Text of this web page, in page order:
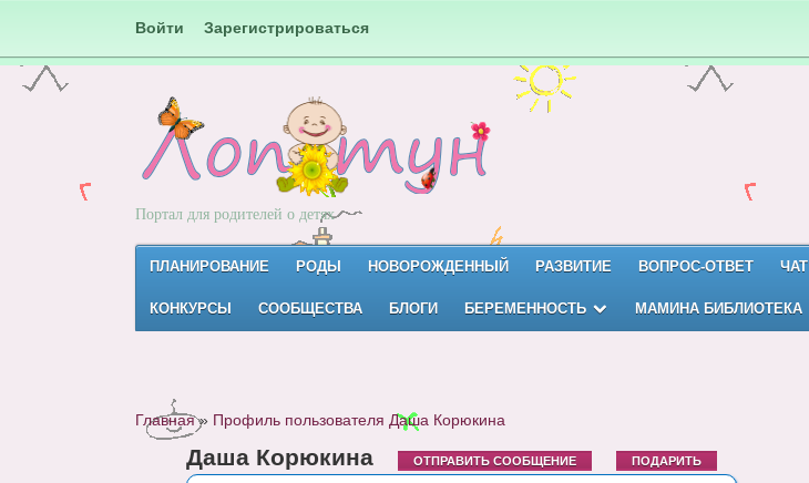
Войти Зарегистрироваться
Портал для родителей о детях
ПЛАНИРОВАНИЕ РОДЫ НОВОРОЖДЕННЫЙ РАЗВИТИЕ ВОПРОС-ОТВЕТ ЧАТ
КОНКУРСЫ СООБЩЕСТВА БЛОГИ БЕРЕМЕННОСТЬ МАМИНА БИБЛИОТЕКА
Главная» Профиль пользователя Даша Корюкина
Даша Корюкина ОТПРАВИТЬ СООБЩЕНИЕ ПОДАРИТЬ